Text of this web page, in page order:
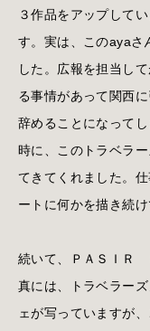
３作品をアップして
す。実は、このayaさ
した。広報を担当し
る事情があって関西
辞めることになって
時に、このトラベラ
てきてくれました。
ートに何かを描き続け
続いて、ＰＡＳＩＲ
真には、トラベラー
ェが写っていますが